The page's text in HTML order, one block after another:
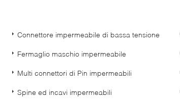
Connettore impermeabile di bassa tensione
Fermaglio maschio impermeabile
Multi connettori di Pin impermeabili
Spine ed incavi impermeabili